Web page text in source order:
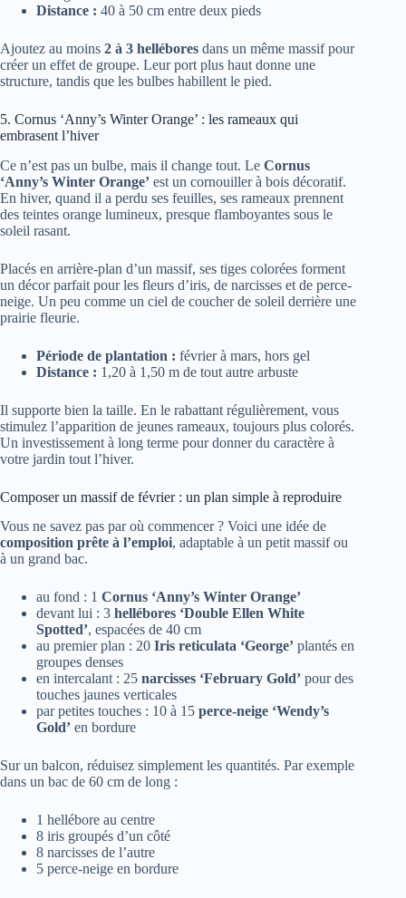
Distance : 40 à 50 cm entre deux pieds
Ajoutez au moins 2 à 3 hellébores dans un même massif pour
créer un effet de groupe. Leur port plus haut donne une
structure, tandis que les bulbes habillent le pied.
5. Cornus ‘Anny’s Winter Orange’ : les rameaux qui
embrasent l’hiver
Ce n’est pas un bulbe, mais il change tout. Le Cornus
‘Anny’s Winter Orange’ est un cornouiller à bois décoratif.
En hiver, quand il a perdu ses feuilles, ses rameaux prennent
des teintes orange lumineux, presque flamboyantes sous le
soleil rasant.
Placés en arrière-plan d’un massif, ses tiges colorées forment
un décor parfait pour les fleurs d’iris, de narcisses et de perce-
neige. Un peu comme un ciel de coucher de soleil derrière une
prairie fleurie.
Période de plantation : février à mars, hors gel
Distance : 1,20 à 1,50 m de tout autre arbuste
Il supporte bien la taille. En le rabattant régulièrement, vous
stimulez l’apparition de jeunes rameaux, toujours plus colorés.
Un investissement à long terme pour donner du caractère à
votre jardin tout l’hiver.
Composer un massif de février : un plan simple à reproduire
Vous ne savez pas par où commencer ? Voici une idée de
composition prête à l’emploi, adaptable à un petit massif ou
à un grand bac.
au fond : 1 Cornus ‘Anny’s Winter Orange’
devant lui : 3 hellébores ‘Double Ellen White
Spotted’, espacées de 40 cm
au premier plan : 20 Iris reticulata ‘George’ plantés en
groupes denses
en intercalant : 25 narcisses ‘February Gold’ pour des
touches jaunes verticales
par petites touches : 10 à 15 perce-neige ‘Wendy’s
Gold’ en bordure
Sur un balcon, réduisez simplement les quantités. Par exemple
dans un bac de 60 cm de long :
1 hellébore au centre
8 iris groupés d’un côté
8 narcisses de l’autre
5 perce-neige en bordure